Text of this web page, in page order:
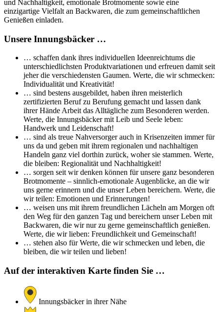
und Nachhaltigkeit, emotionale Brotmomente sowie eine
einzigartige Vielfalt an Backwaren, die zum gemeinschaftlichen
Genießen einladen.
Unsere Innungsbäcker …
… schaffen dank ihres individuellen Ideenreichtums die
unterschiedlichsten Produktvariationen und erfreuen damit seit
jeher die verschiedensten Gaumen. Werte, die wir schmecken:
Individualität und Kreativität!
… sind bestens ausgebildet, haben ihren meisterlich
zertifizierten Beruf zu Berufung gemacht und lassen dank
ihrer Hände Arbeit das Alltägliche zum Besonderen werden.
Werte, die Innungsbäcker mit Leib und Seele leben:
Handwerk und Leidenschaft!
… sind als treue Nahversorger auch in Krisenzeiten immer für
uns da und geben mit ihrem regionalen und nachhaltigen
Handeln ganz viel dorthin zurück, woher sie stammen. Werte,
die bleiben: Regionalität und Nachhaltigkeit!
… sorgen seit wir denken können für unsere ganz besonderen
Brotmomente – sinnlich-emotionale Augenblicke, an die wir
uns gerne erinnern und die unser Leben bereichern. Werte, die
wir teilen: Emotionen und Erinnerungen!
… weisen uns mit ihrem freundlichen Lächeln am Morgen oft
den Weg für den ganzen Tag und bereichern unser Leben mit
Backwaren, die wir nur zu gerne gemeinschaftlich genießen.
Werte, die wir lieben: Freundlichkeit und Gemeinschaft!
… stehen also für Werte, die wir schmecken und leben, die
bleiben, die wir teilen und lieben!
Auf der interaktiven Karte finden Sie …
Innungsbäcker in ihrer Nähe